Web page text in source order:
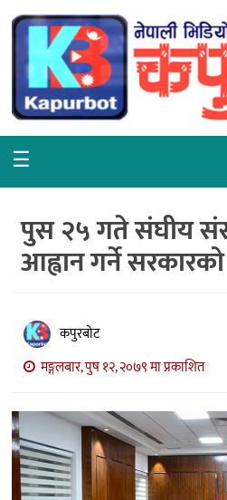
गृहपृष्ठ
समाचार
राजनीति
वरपर
शिक्षा
विचार
अन्तर्वार्ता
मनोरञ्जन
खेल
प्रविधि
☰
पुस २५ गते संघीय
आह्वान गर्ने
कपुरबोट
मङ्गलबार, पुष १२, २०७९ मा प्रकाशित